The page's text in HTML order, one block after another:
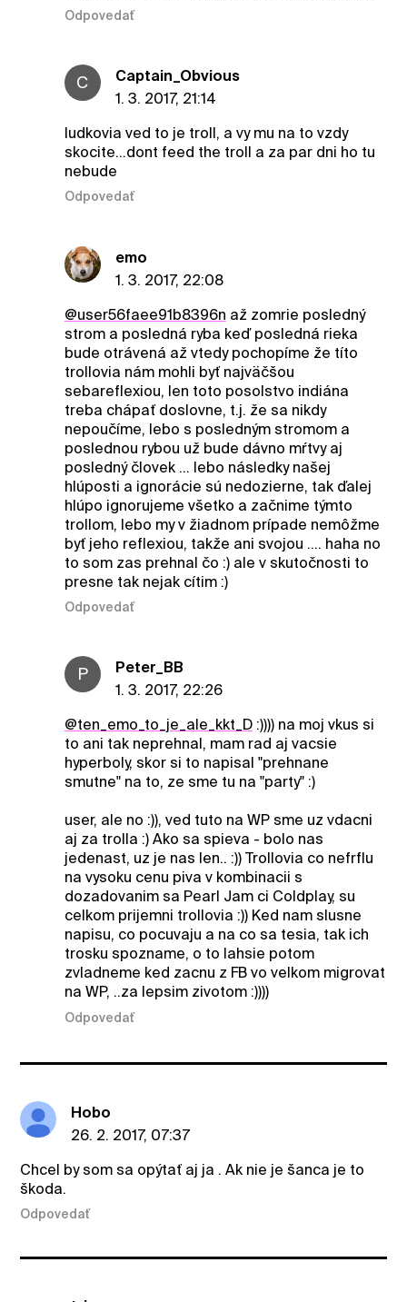
Odpovedať
C
Captain_Obvious
1. 3. 2017, 21:14
ludkovia ved to je troll, a vy mu na to vzdy
skocite...dont feed the troll a za par dni ho tu
nebude
Odpovedať
emo
1. 3. 2017, 22:08
@user56faee91b8396n až zomrie posledný
strom a posledná ryba keď posledná rieka
bude otrávená až vtedy pochopíme že títo
trollovia nám mohli byť najväčšou
sebareflexiou, len toto posolstvo indiána
treba chápať doslovne, t.j. že sa nikdy
nepoučíme, lebo s posledným stromom a
poslednou rybou už bude dávno mŕtvy aj
posledný človek ... lebo následky našej
hlúposti a ignorácie sú nedozierne, tak ďalej
hlúpo ignorujeme všetko a začnime týmto
trollom, lebo my v žiadnom prípade nemôžme
byť jeho reflexiou, takže ani svojou .... haha no
to som zas prehnal čo :) ale v skutočnosti to
presne tak nejak cítim :)
Odpovedať
P
Peter_BB
1. 3. 2017, 22:26
@ten_emo_to_je_ale_kkt_D:)))) na moj vkus si
to ani tak neprehnal, mam rad aj vacsie
hyperboly, skor si to napisal "prehnane
smutne" na to, ze sme tu na "party" :)
user, ale no :)), ved tuto na WP sme uz vdacni
aj za trolla :) Ako sa spieva - bolo nas
jedenast, uz je nas len.. :)) Trollovia co nefrflu
na vysoku cenu piva v kombinacii s
dozadovanim sa Pearl Jam ci Coldplay, su
celkom prijemni trollovia :)) Ked nam slusne
napisu, co pocuvaju a na co sa tesia, tak ich
trosku spozname, o to lahsie potom
zvladneme ked zacnu z FB vo velkom migrovat
na WP, ..za lepsim zivotom :))))
Odpovedať
Hobo
26. 2. 2017, 07:37
Chcel by som sa opýtať aj ja . Ak nie je šanca je to
škoda.
Odpovedať